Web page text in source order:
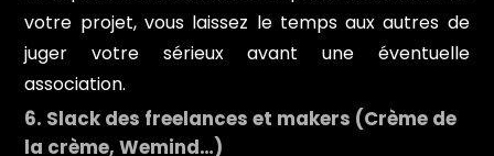
votre projet, vous laissez le temps aux autres de
juger votre sérieux avant une éventuelle
association.
6. Slack des freelances et makers (Crème de
la crème, Wemind…)